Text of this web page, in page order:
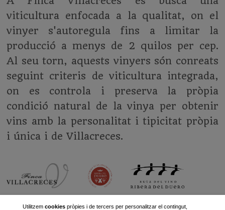
viticultura enfocada a la qualitat, on el
vinyer s'autoregula fins a limitar la
producció a menys de 2 quilos per cep.
Al seu torn, aquests vinyers són conreats
seguint criteris de viticultura integrada,
on es controla i preserva la pròpia
condició natural de la vinya per obtenir
vins amb la personalitat i tipicitat pròpia
i única i de Villacreces.
Utilitzem cookiespròpies i de tercers per personalitzar el contingut,